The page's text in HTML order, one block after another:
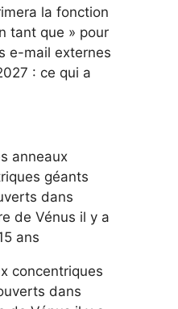
la fonction
tant que » pour
e-mail externes
: ce qui a
concentriques
dans